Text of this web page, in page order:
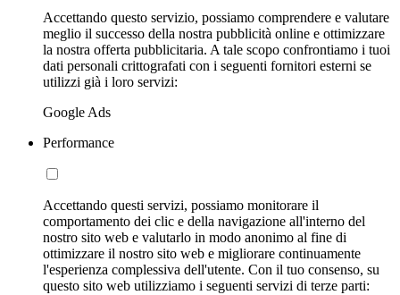
Accettando questo servizio, possiamo comprendere e valutare
meglio il successo della nostra pubblicità online e ottimizzare
la nostra offerta pubblicitaria. A tale scopo confrontiamo i tuoi
dati personali crittografati con i seguenti fornitori esterni se
utilizzi già i loro servizi:
Google Ads
Performance
Accettando questi servizi, possiamo monitorare il
comportamento dei clic e della navigazione all'interno del
nostro sito web e valutarlo in modo anonimo al fine di
ottimizzare il nostro sito web e migliorare continuamente
l'esperienza complessiva dell'utente. Con il tuo consenso, su
questo sito web utilizziamo i seguenti servizi di terze parti: